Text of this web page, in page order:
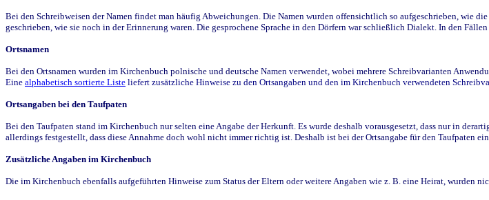
Bei den Schreibweisen der Namen findet man häufig Abweichungen. Die Namen wurden offensichtlich so aufgeschrieben, wie
geschrieben, wie sie noch in der Erinnerung waren. Die gesprochene Sprache in den Dörfern war schließlich Dialekt. In den
Ortsnamen
Bei den Ortsnamen wurden im Kirchenbuch polnische und deutsche Namen verwendet, wobei mehrere Schreibvarianten
Eine alphabetisch sortierte Liste liefert zusätzliche Hinweise zu den Ortsangaben und den im Kirchenbuch verwendeten
Ortsangaben bei den Taufpaten
Bei den Taufpaten stand im Kirchenbuch nur selten eine Angabe der Herkunft. Es wurde deshalb vorausgesetzt, dass nur in
allerdings festgestellt, dass diese Annahme doch wohl nicht immer richtig ist. Deshalb ist bei der Ortsangabe für den Taufpaten
Zusätzliche Angaben im Kirchenbuch
Die im Kirchenbuch ebenfalls aufgeführten Hinweise zum Status der Eltern oder weitere Angaben wie z. B. eine Heirat, wurden